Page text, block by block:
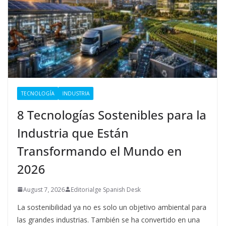
TECNOLOGÍA INDUSTRIA
8 Tecnologías Sostenibles para la
Industria que Están
Transformando el Mundo en
2026
August 7, 2026 Editorialge Spanish Desk
La sostenibilidad ya no es solo un objetivo ambiental para
las grandes industrias. También se ha convertido en una